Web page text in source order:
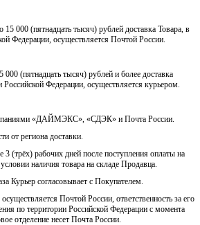
15 000 (пятнадцать тысяч) рублей доставка Товара, в
Федерации, осуществляется Почтой России.
(пятнадцать тысяч) рублей и более доставка
Российской Федерации, осуществляется курьером.
«ДАЙМЭКС», «СДЭК» и Почта России.
от региона доставки.
3 (трёх) рабочих дней после поступления оплаты на
наличия товара на складе Продавца.
Курьер согласовывает с Покупателем.
Почтой России, ответственность за его
по территории Российской Федерации с момента
отделение несет Почта России.